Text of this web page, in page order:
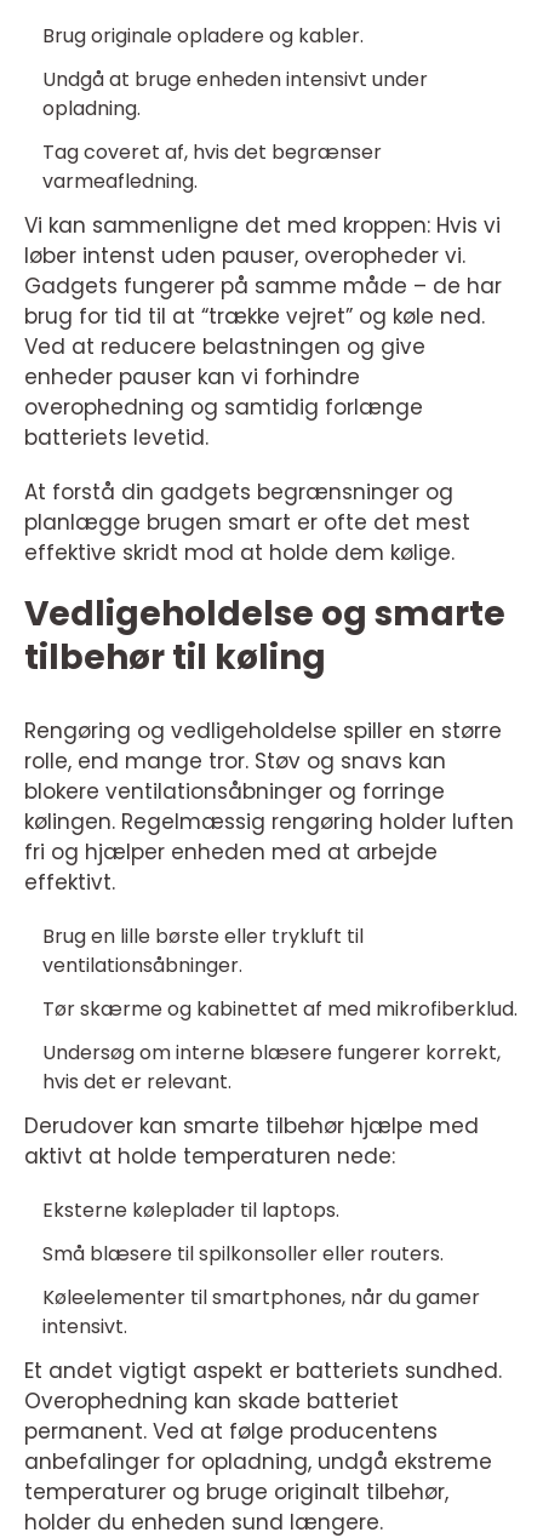
Brug originale opladere og kabler.
Undgå at bruge enheden intensivt under
opladning.
Tag coveret af, hvis det begrænser
varmeafledning.
Vi kan sammenligne det med kroppen: Hvis vi
løber intenst uden pauser, overopheder vi.
Gadgets fungerer på samme måde – de har
brug for tid til at “trække vejret” og køle ned.
Ved at reducere belastningen og give
enheder pauser kan vi forhindre
overophedning og samtidig forlænge
batteriets levetid.
At forstå din gadgets begrænsninger og
planlægge brugen smart er ofte det mest
effektive skridt mod at holde dem kølige.
Vedligeholdelse og smarte
tilbehør til køling
Rengøring og vedligeholdelse spiller en større
rolle, end mange tror. Støv og snavs kan
blokere ventilationsåbninger og forringe
kølingen. Regelmæssig rengøring holder luften
fri og hjælper enheden med at arbejde
effektivt.
Brug en lille børste eller trykluft til
ventilationsåbninger.
Tør skærme og kabinettet af med mikrofiberklud.
Undersøg om interne blæsere fungerer korrekt,
hvis det er relevant.
Derudover kan smarte tilbehør hjælpe med
aktivt at holde temperaturen nede:
Eksterne køleplader til laptops.
Små blæsere til spilkonsoller eller routers.
Køleelementer til smartphones, når du gamer
intensivt.
Et andet vigtigt aspekt er batteriets sundhed.
Overophedning kan skade batteriet
permanent. Ved at følge producentens
anbefalinger for opladning, undgå ekstreme
temperaturer og bruge originalt tilbehør,
holder du enheden sund længere.